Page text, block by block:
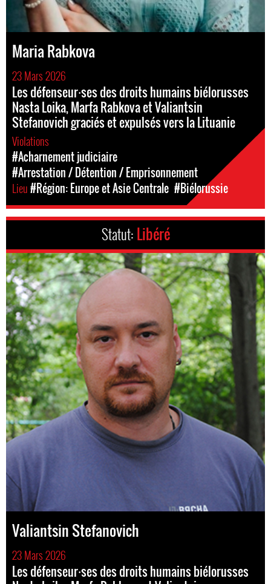
Maria Rabkova
23 Mars 2026
Les défenseur⸱ses des droits humains biélorusses
Nasta Loika, Marfa Rabkova et Valiantsin
Stefanovich graciés et expulsés vers la Lituanie
Violations
#Acharnement judiciaire
#Arrestation / Détention / Emprisonnement
Lieu#Région: Europe et Asie Centrale #Biélorussie
Statut: Libéré
Valiantsin Stefanovich
23 Mars 2026
Les défenseur⸱ses des droits humains biélorusses